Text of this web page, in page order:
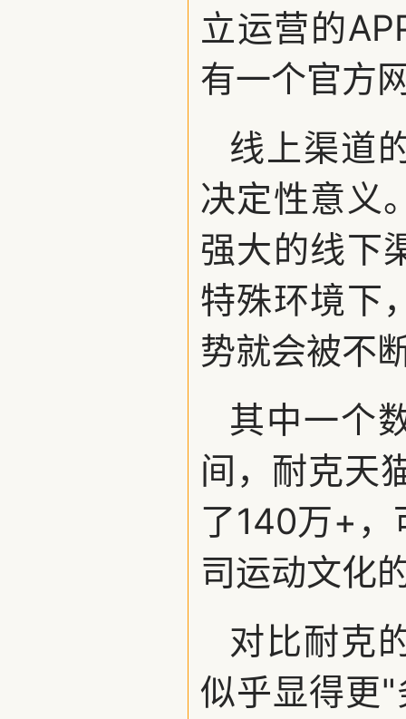
立运营的
有一个官方
线上渠道
决定性意义
强大的线下
特殊环境下
势就会被不
其中一个
间，耐克天
了140万+，
司运动文化
对比耐克
似乎显得更"